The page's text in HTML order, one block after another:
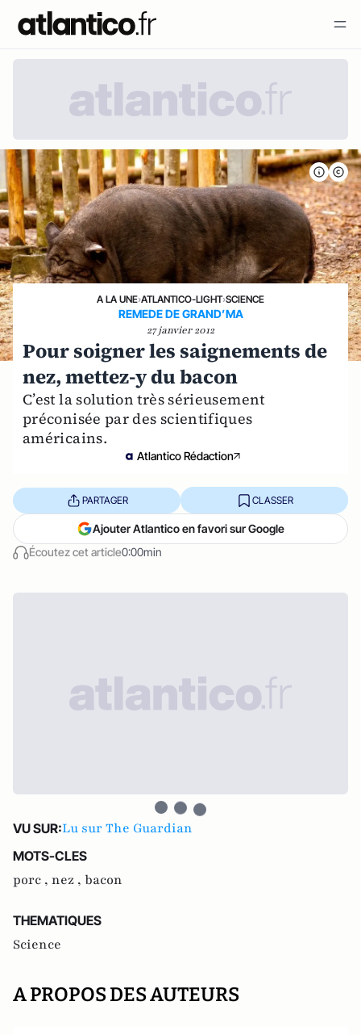
A LA UNE›ATLANTICO-LIGHT›SCIENCE
REMEDE DE GRAND’MA
27 janvier 2012
Pour soigner les saignements de
nez, mettez-y du bacon
C’est la solution très sérieusement
préconisée par des scientifiques
américains.
Atlantico Rédaction
Écoutez cet article0:00min
PARTAGER CLASSER
Ajouter Atlantico en favori sur Google
VU SUR:Lu sur The Guardian
MOTS-CLES
porc , nez , bacon
THEMATIQUES
Science
A PROPOS DES AUTEURS